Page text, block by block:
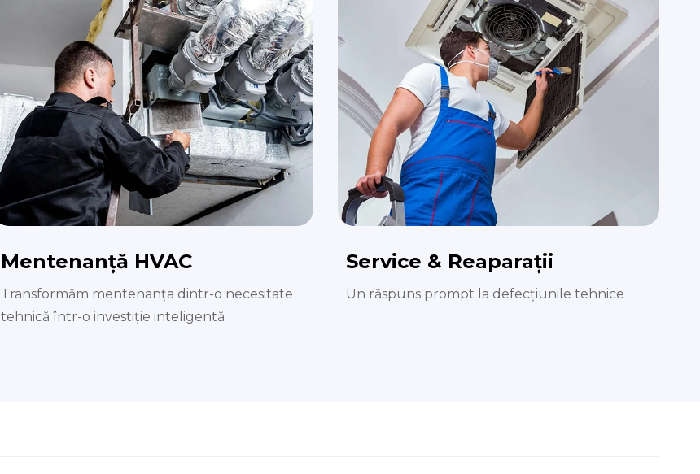
Mentenanță HVAC
Transformăm mentenanța dintr-o necesitate
tehnică într-o investiție inteligentă
Service & Reaparații
Un răspuns prompt la defecțiunile tehnice